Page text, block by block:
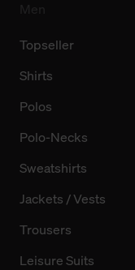
Topseller
Shirts
Polos
Polo-Necks
Sweatshirts
Jackets / Vests
Trousers
Leisure Suits